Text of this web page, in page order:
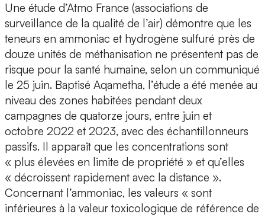
Une étude d’Atmo France (associations de
surveillance de la qualité de l’air) démontre que les
teneurs en ammoniac et hydrogène sulfuré près de
douze unités de méthanisation ne présentent pas de
risque pour la santé humaine, selon un communiqué
le 25 juin. Baptisé Aqametha, l’étude a été menée au
niveau des zones habitées pendant deux
campagnes de quatorze jours, entre juin et
octobre 2022 et 2023, avec des échantillonneurs
passifs. Il apparaît que les concentrations sont
« plus élevées en limite de propriété » et qu’elles
« décroissent rapidement avec la distance ».
Concernant l’ammoniac, les valeurs « sont
inférieures à la valeur toxicologique de référence de